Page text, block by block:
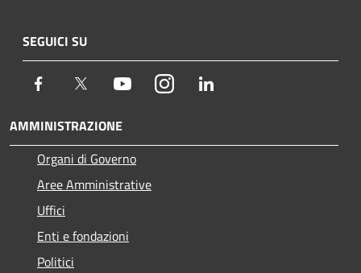
SEGUICI SU
Facebook Twitter YoutubeInstagram
AMMINISTRAZIONE
Organi di Governo
Aree Amministrative
Uffici
Enti e fondazioni
Politici